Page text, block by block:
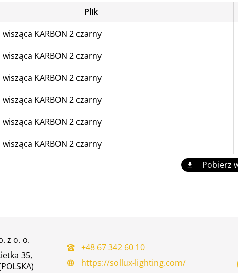
Plik
KARBON 2 czarny
KARBON 2 czarny
KARBON 2 czarny
KARBON 2 czarny
KARBON 2 czarny
KARBON 2 czarny
Pobierz
z o. o.
35,
+48 67 342 60 10
https://sollux-lighting.com/